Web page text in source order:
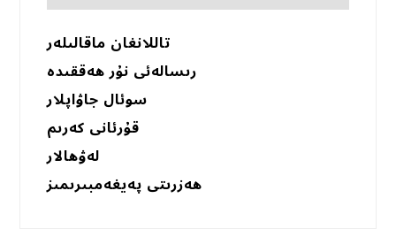
تاللانغان ماقالىلەر
رىسالەئى نۇر ھەققىدە
سوئال جاۋاپلار
قۇرئانى كەرىم
لەۋھالار
ھەزرىتى پەيغەمبىرىمىز